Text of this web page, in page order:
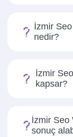
İzmir
nedir?
İzmir
kapsar?
İzmir Seo
sonuç